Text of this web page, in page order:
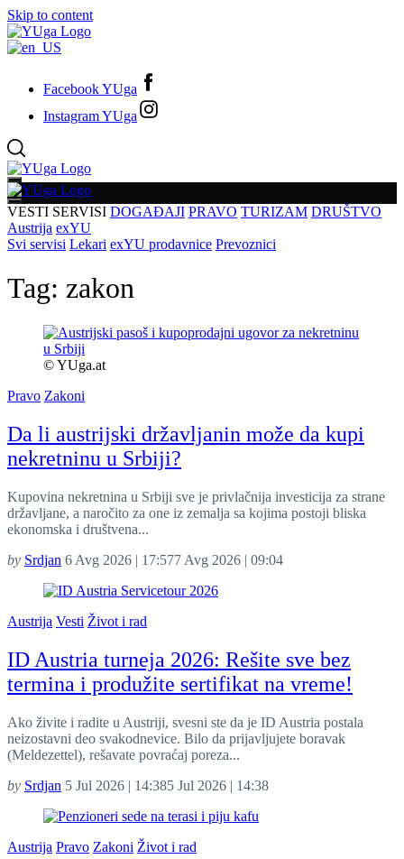
Skip to content
Facebook YUga
Instagram YUga
VESTI SERVISI DOGAĐAJI PRAVO TURIZAM DRUŠTVO
Austrija exYU
Svi servisi Lekari exYU prodavnice Prevoznici
Tag: zakon
© YUga.at
Pravo Zakoni
Da li austrijski državljanin može da kupi
nekretninu u Srbiji?
Kupovina nekretnina u Srbiji sve je privlačnija investicija za strane
državljane, a naročito za one iz zemalja sa kojima postoji bliska
ekonomska i društvena...
by Srdjan 6 Avg 2026 | 17:577 Avg 2026 | 09:04
Austrija Vesti Život i rad
ID Austria turneja 2026: Rešite sve bez
termina i produžite sertifikat na vreme!
Ako živite i radite u Austriji, svesni ste da je ID Austria postala
neizostavni deo svakodnevice. Bilo da prijavljujete boravak
(Meldezettel), rešavate povraćaj poreza...
by Srdjan 5 Jul 2026 | 14:385 Jul 2026 | 14:38
Austrija Pravo Zakoni Život i rad